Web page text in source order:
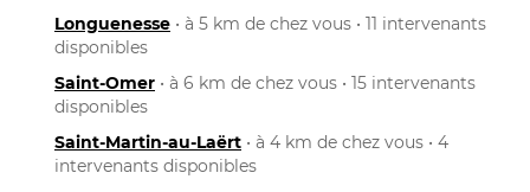
Longuenesse • à 5 km de chez vous • 11 intervenants
disponibles
Saint-Omer • à 6 km de chez vous • 15 intervenants
disponibles
Saint-Martin-au-Laërt • à 4 km de chez vous • 4
intervenants disponibles